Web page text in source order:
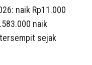
naik Rp11.000
naik
sejak